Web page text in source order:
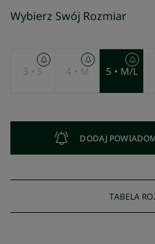
Wybierz Swój Rozmiar
3 • S 4 • M 5 • M/L
DODAJ
TABELA